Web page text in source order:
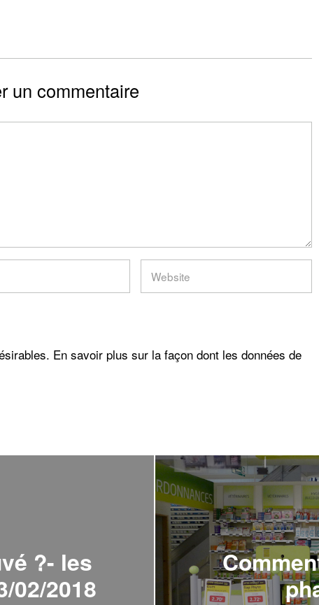
un commentaire
En savoir plus sur la façon dont les données de
?- les
02/2018